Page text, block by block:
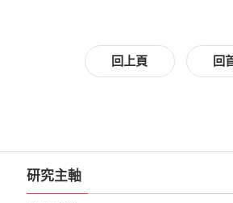
回上頁 回
研究主軸